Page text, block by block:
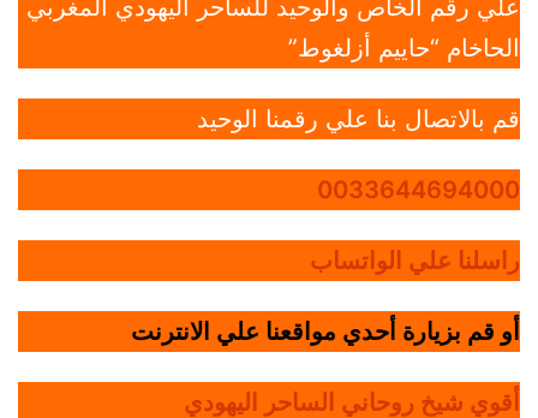
علي رقم الخاص والوحيد للساحر اليهودي المغربي
الحاخام “حاييم أزلغوط”
قم بالاتصال بنا علي رقمنا الوحيد
0033644694000
راسلنا علي الواتساب
أو قم بزيارة أحدي مواقعنا علي الانترنت
أقوي شيخ روحاني الساحر اليهودي